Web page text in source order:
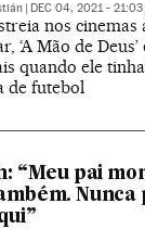
DEC 04, 2021 - 21:03
nos cinemas
‘A Mão de
quando ele tinha
de futebol
“Meu pai
Nunca